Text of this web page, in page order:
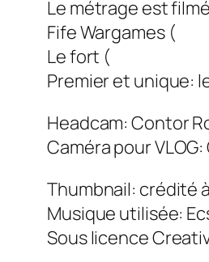
Le métrage est
Fife Wargames (
Le fort (
Premier et unique:
Headcam: Contor
Caméra pour
Thumbnail: crédité
Musique utilisée:
Sous licence